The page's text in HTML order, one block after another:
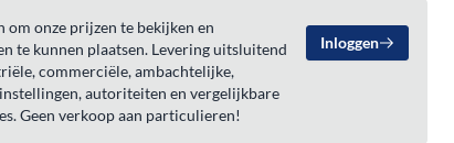
om onze prijzen te bekijken en
te kunnen plaatsen. Levering uitsluitend
commerciële, ambachtelijke,
autoriteiten en vergelijkbare
Geen verkoop aan particulieren!
Inloggen